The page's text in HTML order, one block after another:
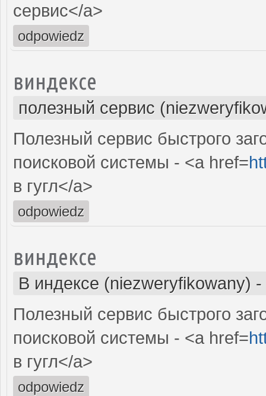
сервис</a>
odpowiedz
виндексе
полезный сервис
Полезный сервис быстрого
поисковой системы - <a href=
в гугл</a>
odpowiedz
виндексе
В индексе (niezweryfikowany) -
Полезный сервис быстрого
поисковой системы - <a href=
в гугл</a>
odpowiedz